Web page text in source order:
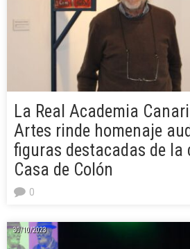
La Real Academia
Artes rinde homenaje
figuras destacadas de
Casa de Colón
0
30/10/2023